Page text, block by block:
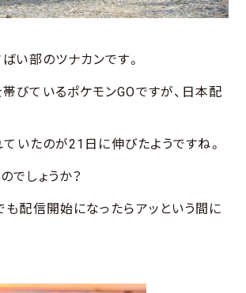
い部のツナカンです。
びているポケモンGOですが、日本配
いたのが21日に伸びたようですね。
でしょうか？
も配信開始になったらアッという間に